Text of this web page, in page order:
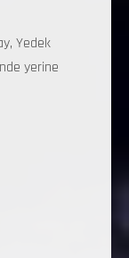
Yedek
yerine